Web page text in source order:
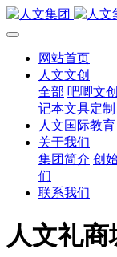
网站首页
人文文创
全部 吧唧文
记本文具定制
人文国际教育
关于我们
集团简介 创
们
联系我们
人文礼商